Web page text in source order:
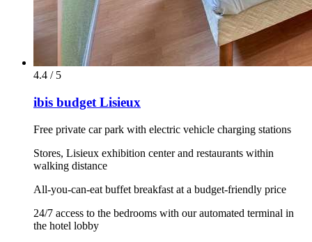
4.4 / 5
ibis budget Lisieux
Free private car park with electric vehicle charging stations
Stores, Lisieux exhibition center and restaurants within
walking distance
All-you-can-eat buffet breakfast at a budget-friendly price
24/7 access to the bedrooms with our automated terminal in
the hotel lobby